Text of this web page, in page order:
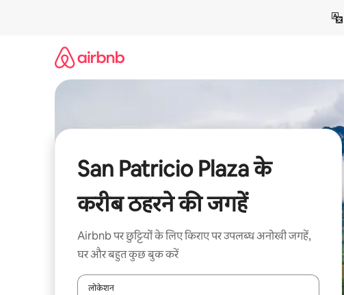
San Patricio Plaza के
करीब ठहरने की जगहें
Airbnb पर छुट्टियों के लिए किराए पर उपलब्ध अनोखी जगहें,
घर और बहुत कुछ बुक करें
लोकेशन